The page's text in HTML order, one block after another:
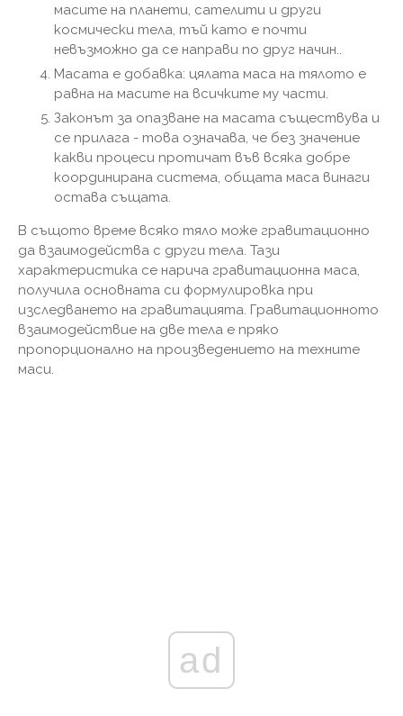
масите на планети, сателити и други
космически тела, тъй като е почти
невъзможно да се направи по друг начин..
Масата е добавка: цялата маса на тялото е
равна на масите на всичките му части.
Законът за опазване на масата съществува и
се прилага - това означава, че без значение
какви процеси протичат във всяка добре
координирана система, общата маса винаги
остава същата.
В същото време всяко тяло може гравитационно
да взаимодейства с други тела. Тази
характеристика се нарича гравитационна маса,
получила основната си формулировка при
изследването на гравитацията. Гравитационното
взаимодействие на две тела е пряко
пропорционално на произведението на техните
маси.
ad